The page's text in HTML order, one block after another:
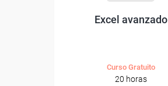
Excel avanzado
Curso Gratuito
20 horas